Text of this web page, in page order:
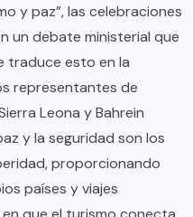
y paz”, las celebraciones
un debate ministerial que
traduce esto en la
representantes de
Leona y Bahrein
y la seguridad son los
proporcionando
países y viajes